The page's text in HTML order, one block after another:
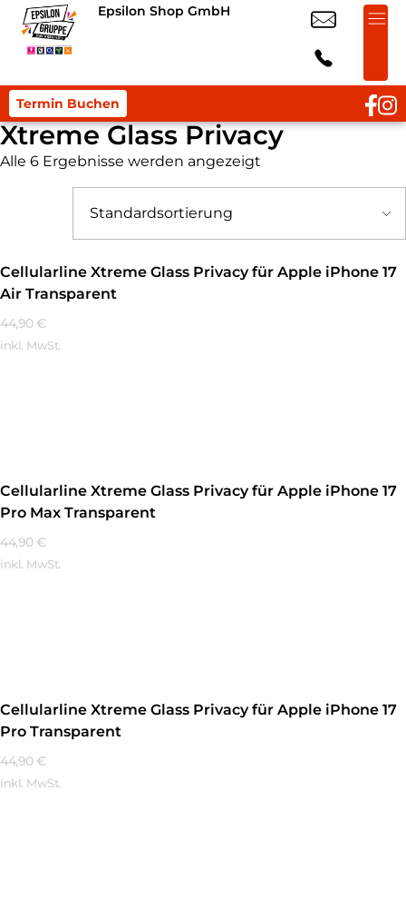
Epsilon Shop GmbH
Termin Buchen
Xtreme Glass Privacy
Alle 6 Ergebnisse werden angezeigt
Cellularline Xtreme Glass Privacy für Apple iPhone 17
Air Transparent
44,90 €
inkl. MwSt.
Cellularline Xtreme Glass Privacy für Apple iPhone 17
Pro Max Transparent
44,90 €
inkl. MwSt.
Cellularline Xtreme Glass Privacy für Apple iPhone 17
Pro Transparent
44,90 €
inkl. MwSt.